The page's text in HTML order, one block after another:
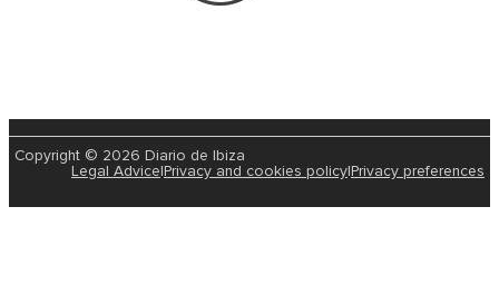
Copyright © 2026 Diario de Ibiza
Legal Advice Privacy and cookies policy Privacy preferences